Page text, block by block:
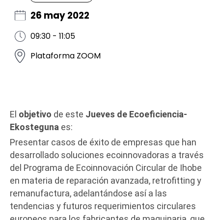
26 may 2022
09:30 - 11:05
Plataforma ZOOM
El objetivo de este Jueves de Ecoeficiencia-
Ekosteguna es:
Presentar casos de éxito de empresas que han
desarrollado soluciones ecoinnovadoras a través
del Programa de Ecoinnovación Circular de Ihobe
en materia de reparación avanzada, retrofitting y
remanufactura, adelantándose así a las
tendencias y futuros requerimientos circulares